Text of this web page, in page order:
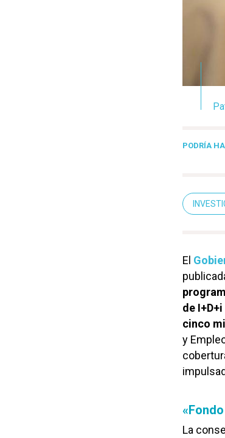
PODRÍA
El
de I+D+i
cinco
y
La